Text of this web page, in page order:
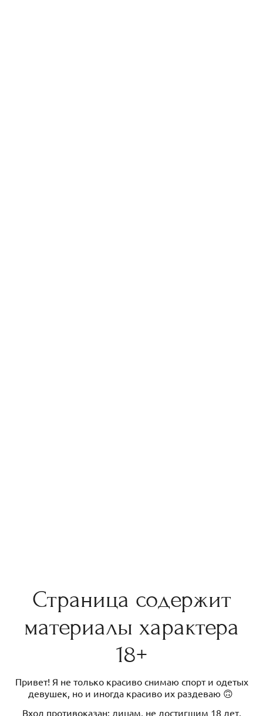
Страница содержит
материалы характера
18+
Привет! Я не только красиво снимаю спорт и одетых
девушек, но и иногда красиво их раздеваю 🙃
Вход противоказан: лицам, не достигшим 18 лет,